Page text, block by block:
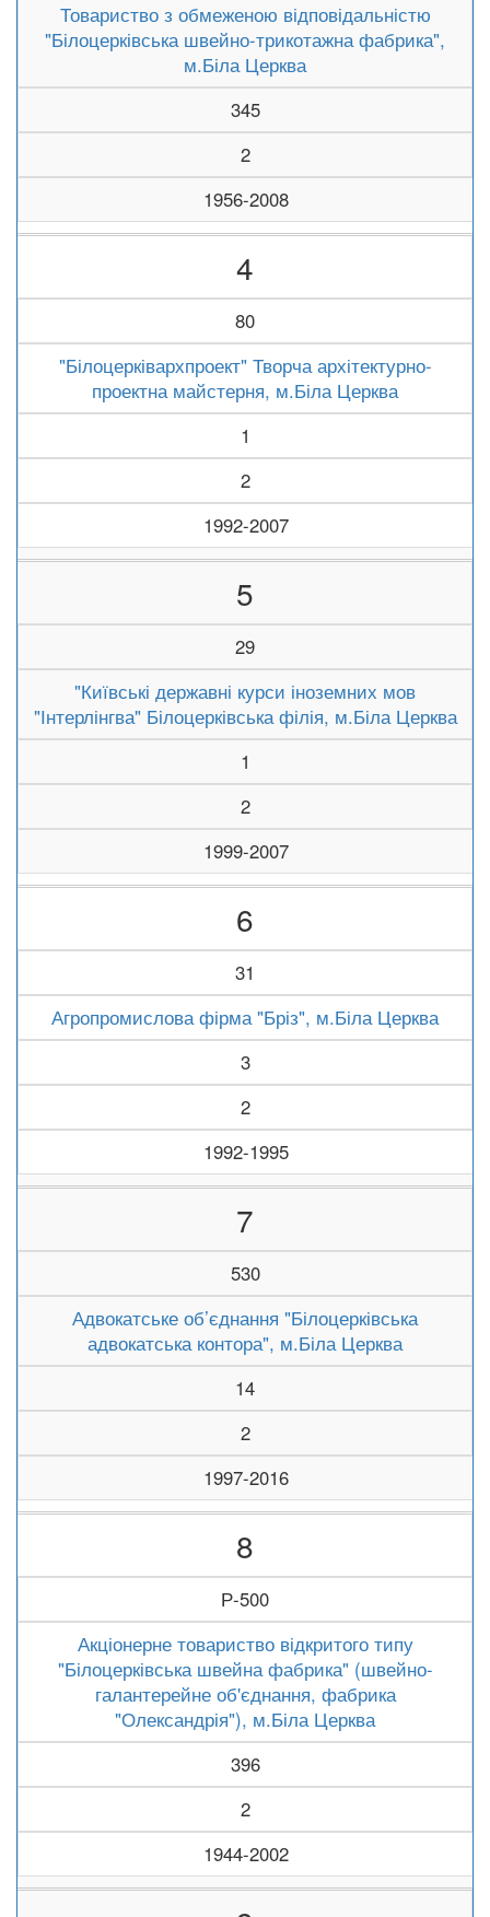
Товариство з обмеженою відповідальністю
"Білоцерківська швейно-трикотажна фабрика",
м.Біла Церква
345
2
1956-2008
4
80
"Білоцерківархпроект" Творча архітектурно-
проектна майстерня, м.Біла Церква
1
2
1992-2007
5
29
"Київські державні курси іноземних мов
"Інтерлінгва" Білоцерківська філія, м.Біла Церква
1
2
1999-2007
6
31
Агропромислова фірма "Бріз", м.Біла Церква
3
2
1992-1995
7
530
Адвокатське об’єднання "Білоцерківська
адвокатська контора", м.Біла Церква
14
2
1997-2016
8
Р-500
Акціонерне товариство відкритого типу
"Білоцерківська швейна фабрика" (швейно-
галантерейне об'єднання, фабрика
"Олександрія"), м.Біла Церква
396
2
1944-2002